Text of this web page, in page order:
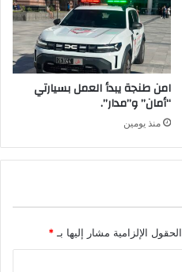
امن طنجة يبدأ العمل بسيارتي
“أمان” و”مدار”.
منذ يومين
الحقول الإلزامية مشار إليها بـ *